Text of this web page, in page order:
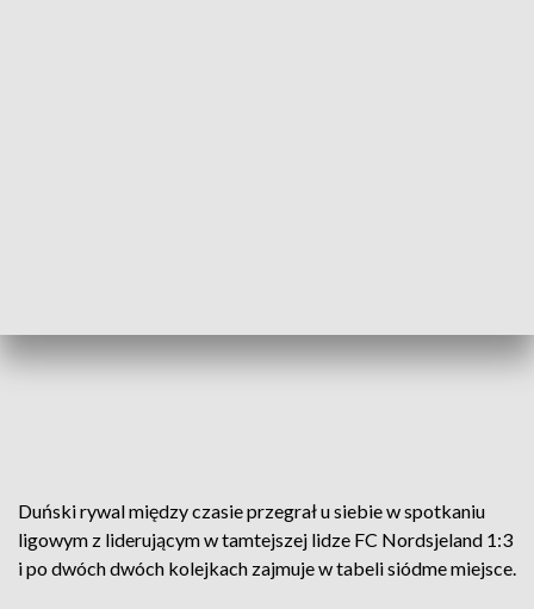
Duński rywal między czasie przegrał u siebie w spotkaniu
ligowym z liderującym w tamtejszej lidze FC Nordsjeland 1:3
i po dwóch dwóch kolejkach zajmuje w tabeli siódme miejsce.